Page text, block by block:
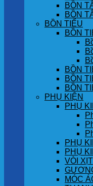
BỒN
BỒN
BỒN TIỂU
BỒN
BỒN
BỒN
BỒN
PHỤ KIỆN
PHỤ
PHỤ
PHỤ
VÒI XỊT
MÓC